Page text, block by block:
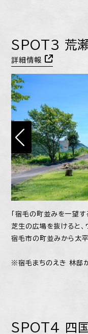
SPOT3 荒
詳細情報
「宿毛の町並みを一望す
芝生の広場を抜けると、
宿毛市の町並みから太平
※宿毛まちのえき 林邸
SPOT4 四